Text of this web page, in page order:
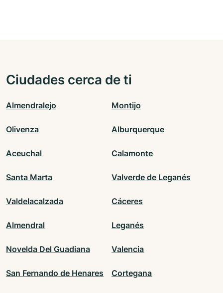
Ciudades cerca de ti
Almendralejo Montijo
Olivenza Alburquerque
Aceuchal Calamonte
Santa Marta Valverde de Leganés
Valdelacalzada Cáceres
Almendral Leganés
Novelda Del Guadiana Valencia
San Fernando de Henares Cortegana